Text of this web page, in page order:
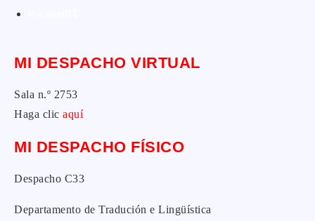
MI DESPACHO VIRTUAL
Sala n.º 2753
Haga clic aquí
MI DESPACHO FÍSICO
Despacho C33
Departamento de Tradución e Lingüística